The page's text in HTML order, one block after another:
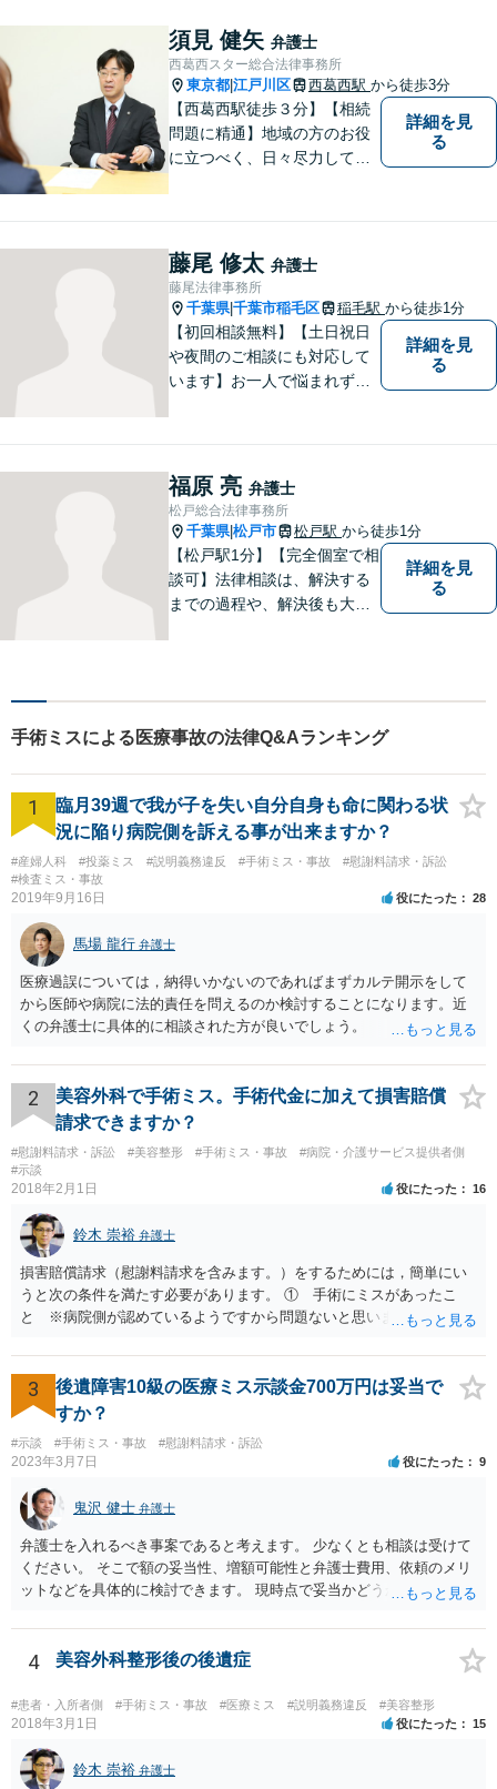
須見 健矢 弁護士
西葛西スター総合法律事務所
東京都 江戸川区 西葛西駅 から徒歩3分
【西葛西駅徒歩３分】【相続
問題に精通】地域の方のお役
に立つべく、日々尽力してお
でお困りの方は、お一人で抱
え込むことなく、お気軽にご
相談ください。
詳細を見
る
藤尾 修太 弁護士
藤尾法律事務所
千葉県|千葉市稲毛区 稲毛駅 から徒歩1分
【初回相談無料】【土日祝日
や夜間のご相談にも対応して
います】お一人で悩まれず、
詳細を見
る
福原 亮 弁護士
松戸総合法律事務所
千葉県|松戸市 松戸駅 から徒歩1分
【松戸駅1分】【完全個室で相
談可】法律相談は、解決する
までの過程や、解決後も大切
相談30分無料、オンライン面
談、事前の予約で土日の面談
にも対応しております。
詳細を見
る
手術ミスによる医療事故の法律Q&Aランキング
1
臨月39週で我が子を失い自分自身も命に関わる状
況に陥り病院側を訴える事が出来ますか？
#産婦人科 #投薬ミス #説明義務違反 #手術ミス・事故
#慰謝料請求・訴訟
#検査ミス・事故
2019年9月16日 役にたった 28
馬場 龍行 弁護士
医療過誤については，納得いかないのであればまずカルテ開示をして
から医師や病院に法的責任を問えるのか検討することになります。近
くの弁護士に具体的に相談された方が良いでしょう。
2
美容外科で手術ミス。手術代金に加えて損害賠償
請求できますか？
#慰謝料請求・訴訟 #美容整形 #手術ミス・事故
#病院・介護サービス提供者側
#示談
2018年2月1日 役にたった 16
鈴木 崇裕 弁護士
損害賠償請求（慰謝料請求を含みます。）をするためには，簡単にい
うと次の条件を満たす必要があります。 ① 手術にミスがあったこ
と ※病院側が認めているようですから問題ないと思います。 ② 手
術のミスの「せいで」マスクが外せなくなったこと ④ 仕事を休まな
ければならなくなった「せいで」休業損害が発生したこと ⑤ マスク
を外せなくなった「せいで」経済的に評価できる精神的な損害が発生
したこと 「せいで」と強調した点が，内藤先生のご指摘なさる「相当
因果関係」です。 手術のミスと関係のないことまでは責任追及ができ
ないということです。 手術のミスの結果，手術前と比べて見た目が著
しく悪くなってしまったとか， 手術のミスの結果，入院期間が延びて
しまったとかいう事情があれば， 追加請求が可能な余地があります。
ただし，手術代の返金に応じた際に「これ以上金銭の請求はしませ
ん」という趣旨の合意をしてしまっていると， 上記の請求は，基本的
には困難となります。
3
後遺障害10級の医療ミス示談金700万円は妥当で
すか？
#示談 #手術ミス・事故 #慰謝料請求・訴訟
2023年3月7日 役にたった 9
鬼沢 健士 弁護士
弁護士を入れるべき事案であると考えます。 少なくとも相談は受けて
ください。 そこで額の妥当性、増額可能性と弁護士費用、依頼のメリ
ットなどを具体的に検討できます。 現時点で妥当かどうかを即断する
4 美容外科整形後の後遺症
#患者・入所者側 #手術ミス・事故 #医療ミス #説明義務違反 #美容整形
2018年3月1日 役にたった 15
鈴木 崇裕 弁護士